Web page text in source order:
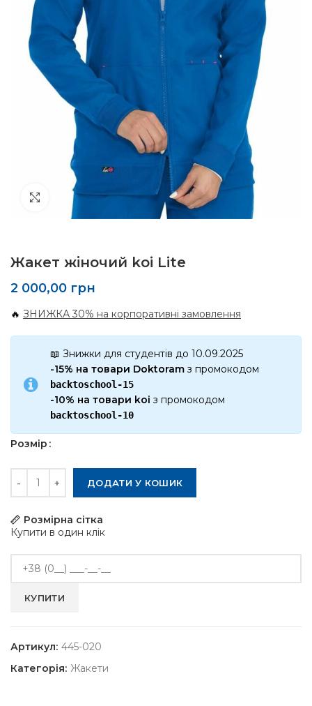
Click to enlarge
Жакет жіночий koi Lite
2 000,00 грн
🔥 ЗНИЖКА 30% на корпоративні замовлення
📖 Знижки для студентів до 10.09.2025
-15% на товари Doktoram з промокодом
backtoschool-15
-10% на товари koi з промокодом
backtoschool-10
Розмір
ДОДАТИ У КОШИК
Розмірна сітка
Купити в один клік
Артикул: 445-020
Категорія: Жакети